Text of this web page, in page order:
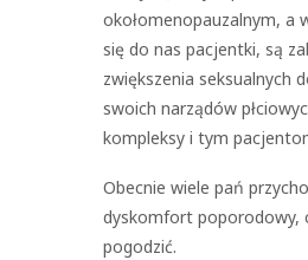
okołomenopauzalnym, a
się do nas pacjentki, są
zwiększenia seksualnych
swoich narządów
kompleksy i tym
Obecnie wiele pań
dyskomfort poporodowy,
pogodzić.